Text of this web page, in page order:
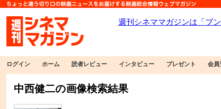
ログイン ホーム 読者レビュー インタビュー プレゼント 会員
中西健二の画像検索結果